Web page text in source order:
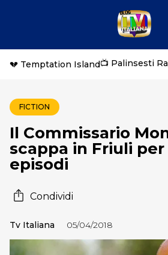
💔 Temptation Island📺 Palinsesti
FICTION
Il Commissario
scappa in Friuli
episodi
Condividi
Tv Italiana 05/04/2018